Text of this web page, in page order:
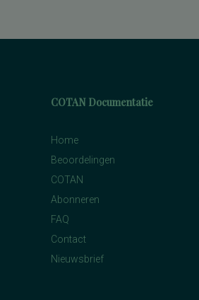
COTAN Documentatie
Home
Beoordelingen
COTAN
Abonneren
FAQ
Contact
Nieuwsbrief